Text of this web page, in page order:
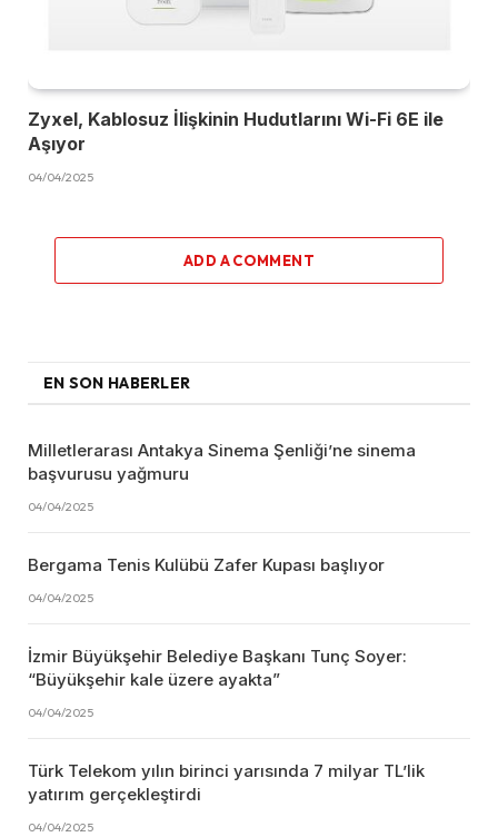
Zyxel, Kablosuz İlişkinin Hudutlarını Wi-Fi 6E ile
Aşıyor
04/04/2025
ADD A COMMENT
EN SON HABERLER
Milletlerarası Antakya Sinema Şenliği’ne sinema
başvurusu yağmuru
04/04/2025
Bergama Tenis Kulübü Zafer Kupası başlıyor
04/04/2025
İzmir Büyükşehir Belediye Başkanı Tunç Soyer:
“Büyükşehir kale üzere ayakta”
04/04/2025
Türk Telekom yılın birinci yarısında 7 milyar TL’lik
yatırım gerçekleştirdi
04/04/2025